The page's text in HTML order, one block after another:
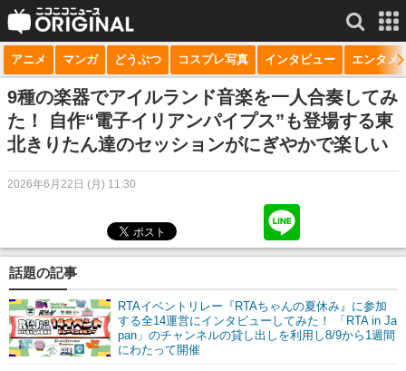
サービス一覧 もっと見る
niconico
動画
生放送
マンガ
ニコニコQ
アニメ マンガ どうぶつ コスプレ写真 インタビュー エンタメ
9種の楽器でアイルランド音楽を一人合奏してみ
た！ 自作“電子イリアンパイプス”も登場する東
北きりたん達のセッションがにぎやかで楽しい
2026年6月22日 (月) 11:30
話題の記事
RTAイベントリレー『RTAちゃんの夏休み』に参加
する全14運営にインタビューしてみた！ 「RTA in Ja
pan」のチャンネルの貸し出しを利用し8/9から1週間
にわたって開催